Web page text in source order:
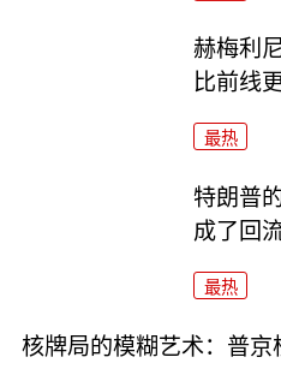
赫梅利
比前线
最热
特朗普
成了回
最热
核牌局的模糊艺术：普京